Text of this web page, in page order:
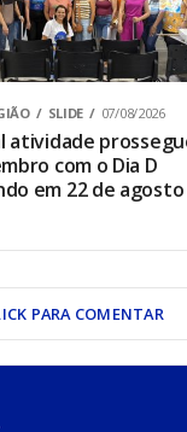
SLIDE 07/08/2026
atividade
com o Dia D
em 22 de agosto
PARA COMENTAR